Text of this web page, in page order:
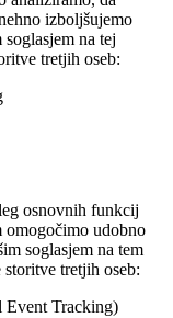
izboljšujemo
na tej
tretjih oseb:
osnovnih funkcij
udobno
soglasjem na tem
storitve tretjih oseb:
Event Tracking)